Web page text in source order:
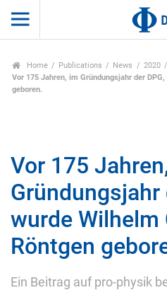
Home Publications News
2020
Vor 175 Jahren, im Gründungsjahr der
geboren.
Vor 175
Gründungsjahr
wurde Wilhelm
Röntgen
Ein Beitrag auf pro-physik